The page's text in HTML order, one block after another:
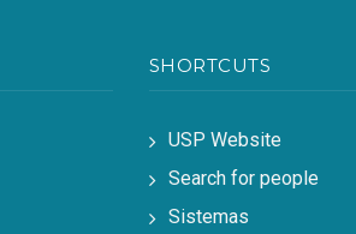
SHORTCUTS
USP Website
Search for people
Sistemas